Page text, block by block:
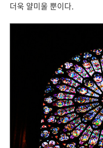
더욱 얄미울 뿐이다.